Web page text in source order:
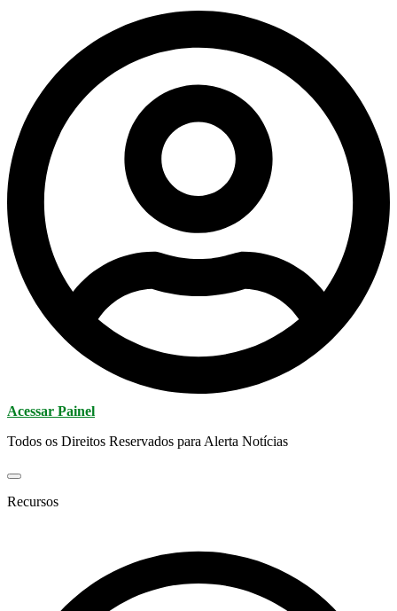
Acessar Painel
Todos os Direitos Reservados para Alerta Notícias
Recursos